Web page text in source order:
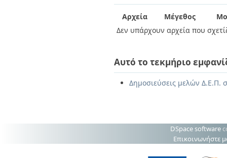
Αρχεία Μέγεθος
Δεν υπάρχουν αρχεία που
Αυτό το τεκμήριο
Δημοσιεύσεις μελών Δ.Ε.Π.
DSpace software
Επικοινωνήστε